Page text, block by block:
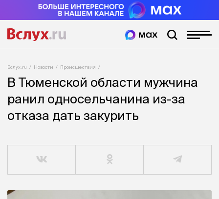
Вслух.ru Новости Происшествия
В Тюменской области мужчина
ранил односельчанина из-за
отказа дать закурить